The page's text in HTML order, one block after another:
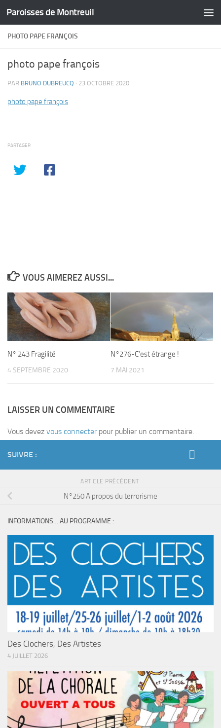
Skip to content
Paroisses de Montreuil
PHOTO PAPE FRANÇOIS
photo pape françois
PAR BRUNO DUBREUCQ · 23 OCTOBRE 2020
photo pape françois
PARTAGER
VOUS AIMEREZ AUSSI...
N° 243 Fragilité
4 SEPTEMBRE 2020
N°276-C’est étrange !
7 MAI 2021
LAISSER UN COMMENTAIRE
Vous devez vous connecterpour publier un commentaire.
SUIVRE :
ARTICLE PRÉCÉDENT
N°250 A propos du terrorisme
INFORMATIONS… AU PROGRAMME :
Des Clochers, Des Artistes
4 JUILLET 2026